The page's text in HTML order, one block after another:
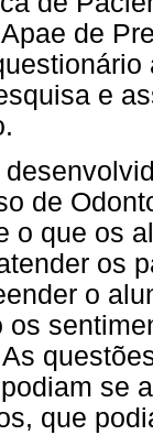
de
e
de
o que os
os
o
se
que